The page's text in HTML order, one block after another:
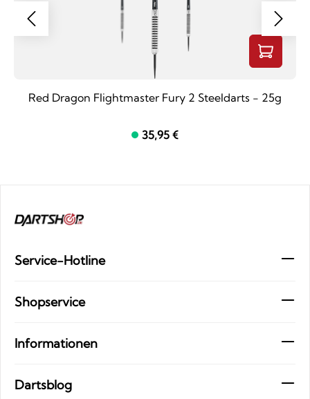
Red Dragon Flightmaster Fury 2 Steeldarts - 25g
35,95 €
Service-Hotline
Shopservice
Informationen
Dartsblog